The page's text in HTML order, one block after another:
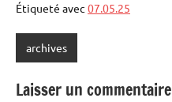
Étiqueté avec 07.05.25
archives
Laisser un commentaire